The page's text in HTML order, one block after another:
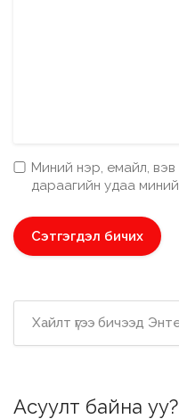
Миний нэр, емайл,
дараагийн удаа
Асуулт байна уу?